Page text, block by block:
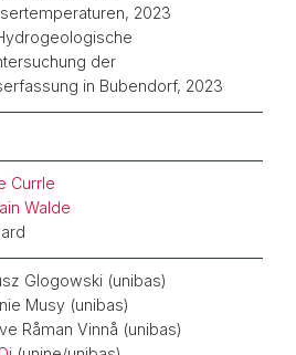
2023
der
in Bubendorf, 2023
Currle
Walde
Glogowski (unibas)
Musy (unibas)
Råman Vinnå (unibas)